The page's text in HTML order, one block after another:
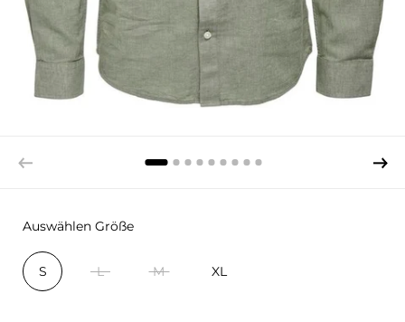
Auswählen Größe
S L M XL